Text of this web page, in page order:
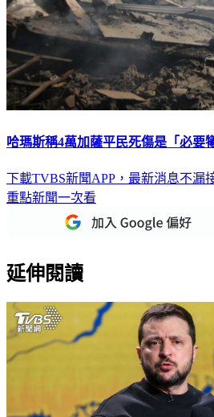
哈瑪斯稱4萬加薩平民死傷是「必
下載TVBS新聞APP，最新消息不漏
重點新聞一次看
延伸閱讀